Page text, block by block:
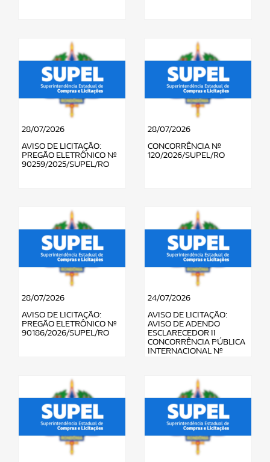
28/07/2026
AVISO DE LICITAÇÃO:
PREGÃO ELETRÔNICO Nº
90259/2025/SUPEL/RO
28/07/2026
CONCORRÊNCIA Nº
120/2026/SUPEL/RO
28/07/2026
AVISO DE LICITAÇÃO:
PREGÃO ELETRÔNICO Nº
90186/2026/SUPEL/RO
24/07/2026
AVISO DE LICITAÇÃO:
AVISO DE ADENDO
ESCLARECEDOR II
CONCORRÊNCIA PÚBLICA
INTERNACIONAL Nº